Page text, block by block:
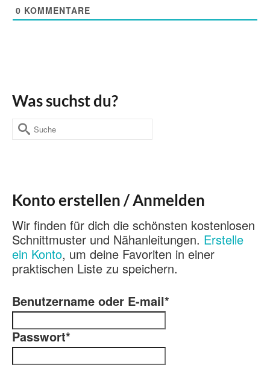
0 KOMMENTARE
Was suchst du?
Suche
nach:
Konto erstellen / Anmelden
Wir finden für dich die schönsten kostenlosen
Schnittmuster und Nähanleitungen. Erstelle
ein Konto, um deine Favoriten in einer
praktischen Liste zu speichern.
Benutzername oder E-mail*
Passwort*